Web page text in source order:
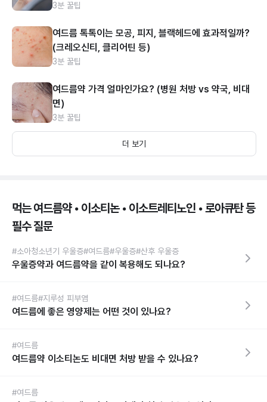
3분 꿀팁
여드름 톡톡이는 모공, 피지, 블랙헤드에 효과적일까?
(크레오신티, 클리어틴 등)
3분 꿀팁
여드름약 가격 얼마인가요? (병원 처방 vs 약국, 비대
면)
3분 꿀팁
더 보기
먹는 여드름약 • 이소티논 • 이소트레티노인 • 로아큐탄 등
필수 질문
#소아청소년기 우울증#여드름#우울증#산후 우울증
우울증약과 여드름약을 같이 복용해도 되나요?
#여드름#지루성 피부염
여드름에 좋은 영양제는 어떤 것이 있나요?
#여드름
여드름약 이소티논도 비대면 처방 받을 수 있나요?
#여드름